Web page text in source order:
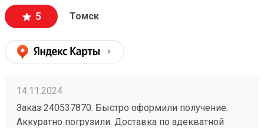
5 Томск
14.11.2024
Заказ 240537870. Быстро оформили получение.
Аккуратно погрузили. Доставка по адекватной